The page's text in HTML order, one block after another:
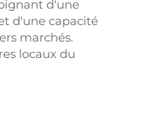
d'une
d'une capacité
marchés.
locaux du